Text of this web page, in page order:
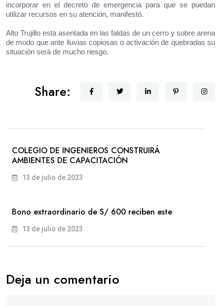
incorporar en el decreto de emergencia para que se puedan
utilizar recursos en su atención, manifestó.
Alto Trujillo está asentada en las faldas de un cerro y sobre arena
de modo que ante lluvias copiosas o activación de quebradas su
situación será de mucho riesgo.
Share:
COLEGIO DE INGENIEROS CONSTRUIRÁ
AMBIENTES DE CAPACITACIÓN
13 de julio de 2023
Bono extraordinario de S/ 600 reciben este
13 de julio de 2023
Deja un comentario